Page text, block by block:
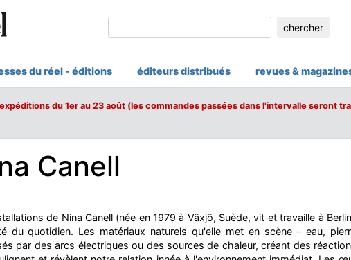
chercher
du réel - éditions éditeurs distribués revues &
du 1er au 23 août (les commandes passées dans l'intervalle seront
Canell
de Nina Canell (née en 1979 à Växjö, Suède, vit et travaille à
du quotidien. Les matériaux naturels qu'elle met en scène – eau,
par des arcs électriques ou des sources de chaleur, créant des